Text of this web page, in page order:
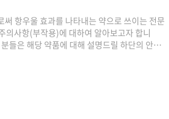
항우울 효과를 나타내는 약으로 쓰이는 전문
사항(부작용)에 대하여 알아보고자 합니
들은 해당 약품에 대해 설명드릴 하단의 안내
드리는 점을 참고 바랍니다.디엠정이란?디엠
팅정의 형태를 하고 있으며, 아래의 그림과 같
급여 코드, 급여 단가디엠정은 전문적 처방이